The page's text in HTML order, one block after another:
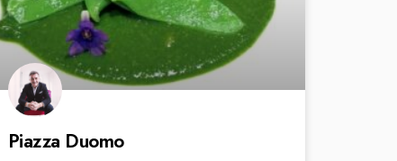
Piazza Duomo